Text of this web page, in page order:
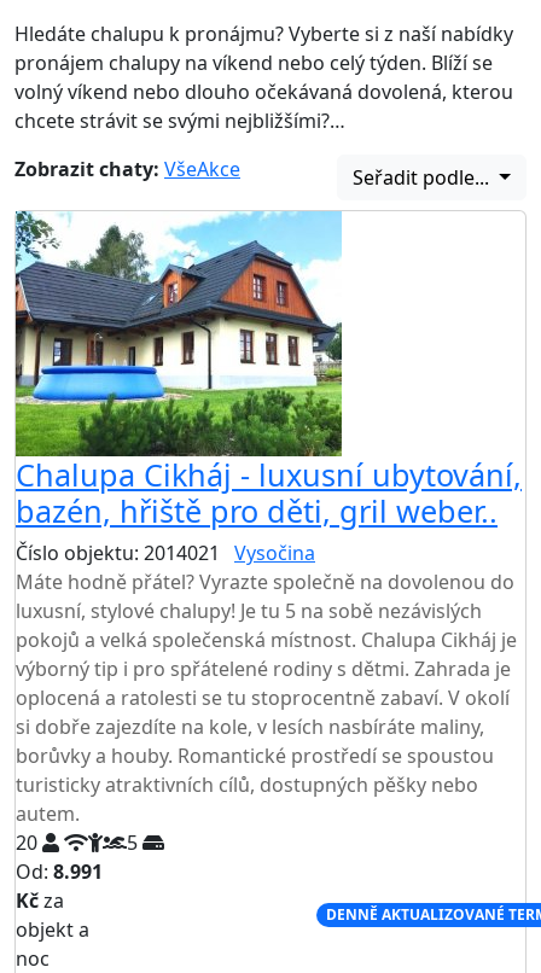
Hledáte chalupu k pronájmu? Vyberte si z naší nabídky
pronájem chalupy na víkend nebo celý týden. Blíží se
volný víkend nebo dlouho očekávaná dovolená, kterou
chcete strávit se svými nejbližšími?…
Zobrazit chaty: VšeAkce Seřadit podle...
Chalupa Cikháj - luxusní ubytování,
bazén, hřiště pro děti, gril weber..
Číslo objektu: 2014021
Vysočina
Máte hodně přátel? Vyrazte společně na dovolenou do
luxusní, stylové chalupy! Je tu 5 na sobě nezávislých
pokojů a velká společenská místnost. Chalupa Cikháj je
výborný tip i pro spřátelené rodiny s dětmi. Zahrada je
oplocená a ratolesti se tu stoprocentně zabaví. V okolí
si dobře zajezdíte na kole, v lesích nasbíráte maliny,
borůvky a houby. Romantické prostředí se spoustou
turisticky atraktivních cílů, dostupných pěšky nebo
autem.
20
5
Od: 8.991
Kčza
objekt a
noc
DENNĚ AKTUALIZOVANÉ